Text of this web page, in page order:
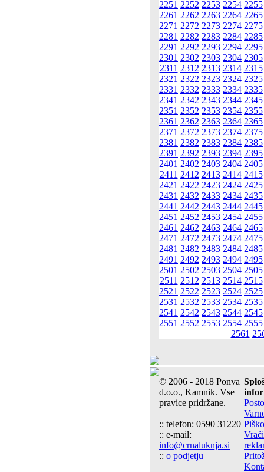
2251 2252 2253 2254 2255
2261 2262 2263 2264 2265
2271 2272 2273 2274 2275
2281 2282 2283 2284 2285
2291 2292 2293 2294 2295
2301 2302 2303 2304 2305
2311 2312 2313 2314 2315
2321 2322 2323 2324 2325
2331 2332 2333 2334 2335
2341 2342 2343 2344 2345
2351 2352 2353 2354 2355
2361 2362 2363 2364 2365
2371 2372 2373 2374 2375
2381 2382 2383 2384 2385
2391 2392 2393 2394 2395
2401 2402 2403 2404 2405
2411 2412 2413 2414 2415
2421 2422 2423 2424 2425
2431 2432 2433 2434 2435
2441 2442 2443 2444 2445
2451 2452 2453 2454 2455
2461 2462 2463 2464 2465
2471 2472 2473 2474 2475
2481 2482 2483 2484 2485
2491 2492 2493 2494 2495
2501 2502 2503 2504 2505
2511 2512 2513 2514 2515
2521 2522 2523 2524 2525
2531 2532 2533 2534 2535
2541 2542 2543 2544 2545
2551 2552 2553 2554 2555
2561
© 2006 - 2018 Ponva
d.o.o., Kamnik. Vse
pravice pridržane.
:: telefon: 0590 31220
:: e-mail:
info@crnaluknja.si
:: o podjetju